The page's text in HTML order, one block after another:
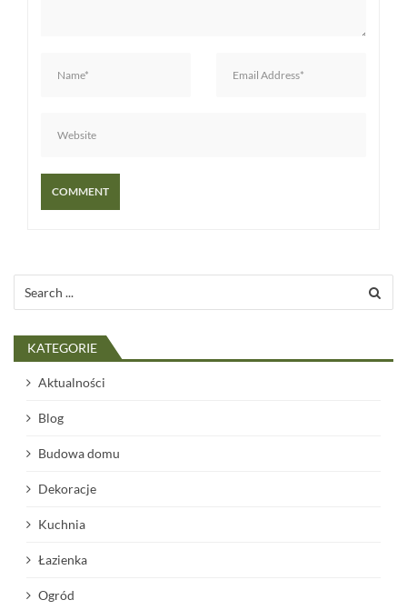
for:
KATEGORIE
Aktualności
Blog
Budowa domu
Dekoracje
Kuchnia
Łazienka
Ogród